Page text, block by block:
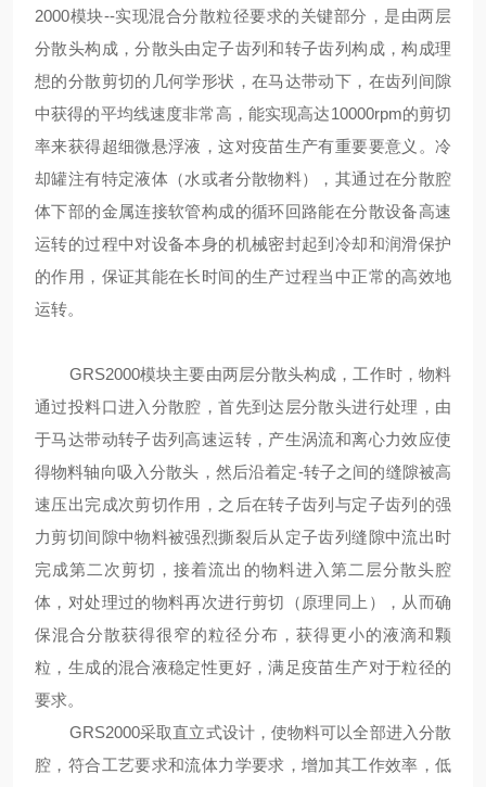
2000模块--实现混合分散粒径要求的关键部分，是由两层
分散头构成，分散头由定子齿列和转子齿列构成，构成理
想的分散剪切的几何学形状，在马达带动下，在齿列间隙
中获得的平均线速度非常高，能实现高达10000rpm的剪切
率来获得超细微悬浮液，这对疫苗生产有重要要意义。冷
却罐注有特定液体（水或者分散物料），其通过在分散腔
体下部的金属连接软管构成的循环回路能在分散设备高速
运转的过程中对设备本身的机械密封起到冷却和润滑保护
的作用，保证其能在长时间的生产过程当中正常的高效地
运转。
GRS2000模块主要由两层分散头构成，工作时，物料
通过投料口进入分散腔，首先到达层分散头进行处理，由
于马达带动转子齿列高速运转，产生涡流和离心力效应使
得物料轴向吸入分散头，然后沿着定-转子之间的缝隙被高
速压出完成次剪切作用，之后在转子齿列与定子齿列的强
力剪切间隙中物料被强烈撕裂后从定子齿列缝隙中流出时
完成第二次剪切，接着流出的物料进入第二层分散头腔
体，对处理过的物料再次进行剪切（原理同上），从而确
保混合分散获得很窄的粒径分布，获得更小的液滴和颗
粒，生成的混合液稳定性更好，满足疫苗生产对于粒径的
要求。
GRS2000采取直立式设计，使物料可以全部进入分散
腔，符合工艺要求和流体力学要求，增加其工作效率，低